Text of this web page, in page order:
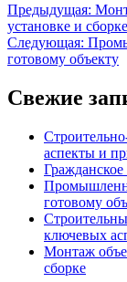
Предыдущая:
установке и сборке
Следующая:
готовому объекту
Свежие
аспекты и
готовому
ключевых
Монтаж
сборке